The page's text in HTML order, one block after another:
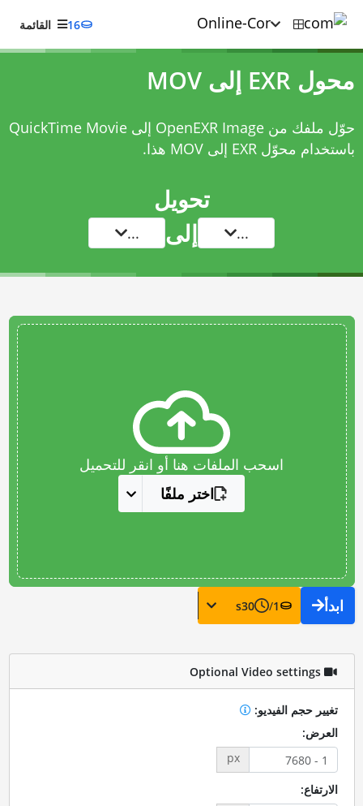
16 القائمة
محول EXR إلى MOV
حوّل ملفك من OpenEXR Image إلى QuickTime Movie
باستخدام محوّل EXR إلى MOV هذا.
تحويل
... إلى ...
اسحب الملفات هنا أو انقر للتحميل
اختر ملفًا
ابدأ 1
/
30
s
Optional Video settings
تغيير حجم الفيديو:
العرض:
px
الارتفاع: